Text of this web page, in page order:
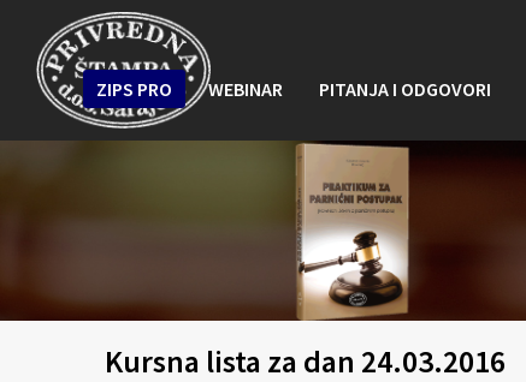
ZIPS PRO WEBINAR PITANJA I ODGOVORI
Kursna lista za dan 24.03.2016